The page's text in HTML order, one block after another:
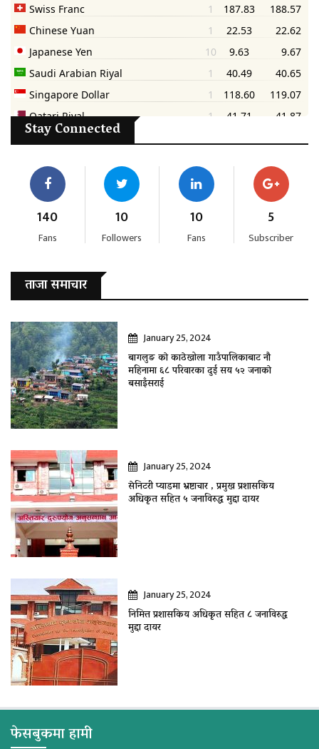
Stay Connected
140
Fans
10
Followers
10
Fans
5
Subscriber
ताजा समाचार
January 25, 2024
बागलुङ काे काठेखोला गाउँपालिकाबाट नौ
महिनामा ६८ परिवारका दुई सय ५२ जनाकाे
बसाइँसराई
January 25, 2024
सेनिटरी प्याडमा भ्रष्टाचार , प्रमुख प्रशासकिय
अधिकृत सहित ५ जनाविरुद्ध मुद्दा दायर
January 25, 2024
निमित्त प्रशासकिय अधिकृत सहित ८ जनाविरुद्ध
मुद्दा दायर
फेसबुकमा हामी